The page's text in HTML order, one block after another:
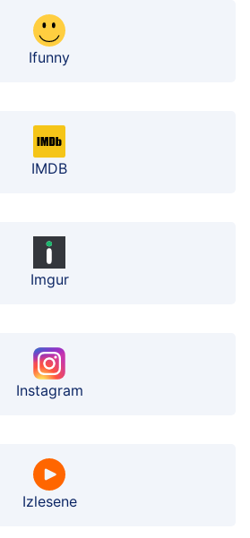
Ifunny
IMDB
Imgur
Instagram
Izlesene